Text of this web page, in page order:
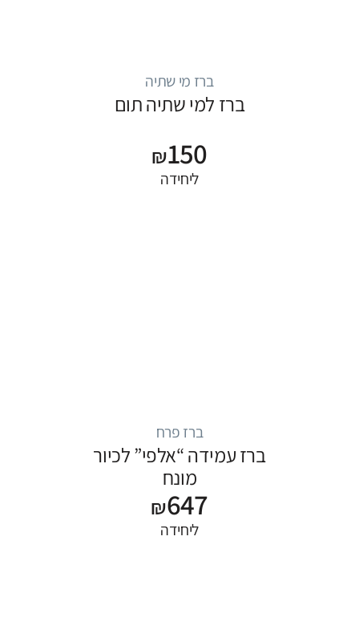
ברז מי שתיה
ברז למי שתיה תום
₪150
ליחידה
ברז פרח
ברז עמידה “אלפי” לכיור
מונח
₪647
ליחידה